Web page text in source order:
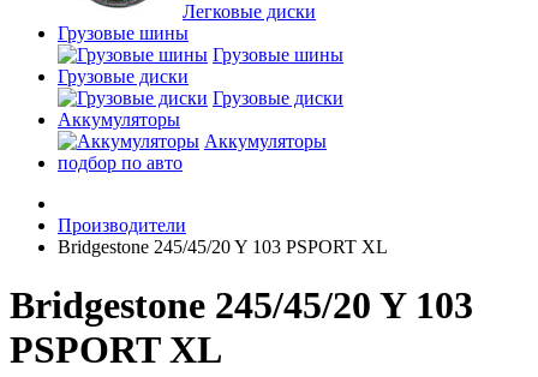
Легковые диски
Грузовые шины
Грузовые шины
Грузовые диски
Грузовые диски
Аккумуляторы
Аккумуляторы
подбор по авто
Производители
Bridgestone 245/45/20 Y 103 PSPORT XL
Bridgestone 245/45/20 Y 103
PSPORT XL